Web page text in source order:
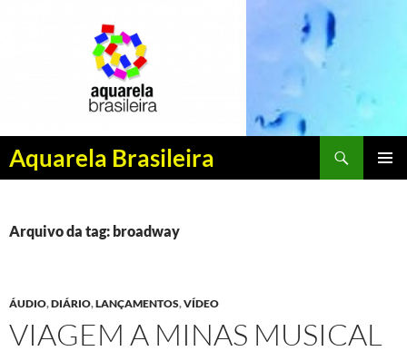
Aquarela Brasileira
Pesquisar
PULAR
CONTEÚDO
Arquivo da tag: broadway
ÁUDIO,DIÁRIO,LANÇAMENTOS,VÍDEO
VIAGEM A MINAS MUSICAL